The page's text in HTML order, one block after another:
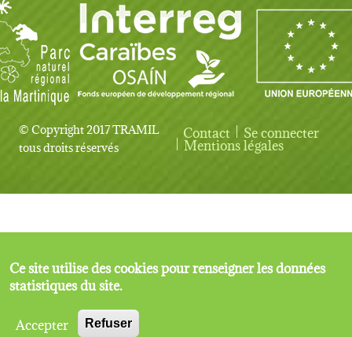
© Copyright 2017 TRAMIL
tous droits réservés
User account menu
Contact Se connecter
Mentions légales
Ce site utilise des cookies pour renseigner les données
statistiques du site.
Accepter
Refuser